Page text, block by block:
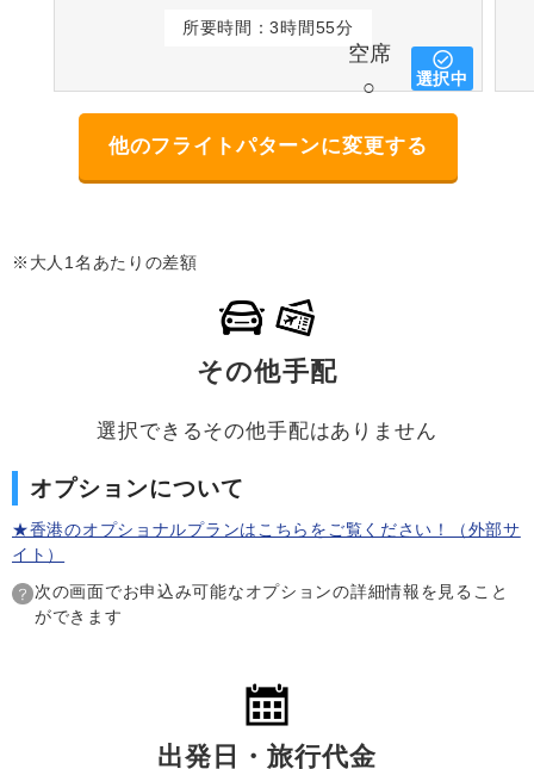
所要時間：3時間55分
空席
○
選択中
他のフライトパターンに変更する
※大人1名あたりの差額
その他手配
選択できるその他手配はありません
オプションについて
★香港のオプショナルプランはこちらをご覧ください！（外部サ
イト）
次の画面でお申込み可能なオプションの詳細情報を見ること
ができます
出発日・旅行代金